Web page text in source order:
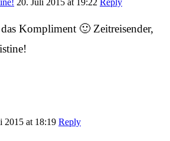
Kompliment 🙂 Zeitreisender,
2015 at 18:19 Reply